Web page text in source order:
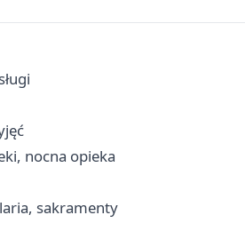
nocna opieka
sakramenty